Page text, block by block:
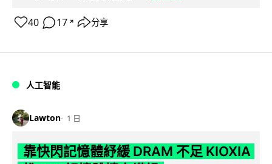
40 17 ↗ 分享
人工智能
Lawton 1 日
靠快閃記憶體紓緩 DRAM 不足 KIOXIA